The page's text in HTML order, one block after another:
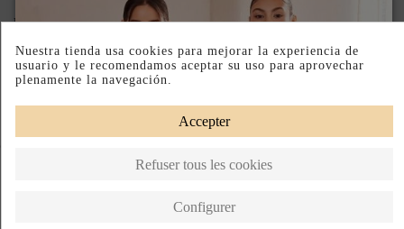
DESCRIPTION SHORT
DESCRIPTION
Nuestra tienda usa cookies para mejorar la experiencia de
usuario y le recomendamos aceptar su uso para aprovechar
plenamente la navegación.
Accepter
Refuser tous les cookies
Configurer